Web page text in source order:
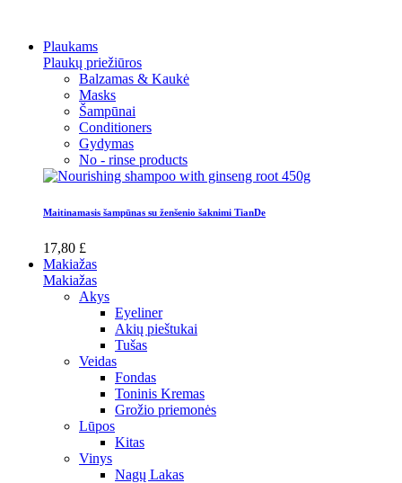
Plaukams
Plaukų priežiūros
Balzamas & Kaukė
Masks
Šampūnai
Conditioners
Gydymas
No - rinse products
Maitinamasis šampūnas su ženšenio šaknimi TianDe
17,80 £
Makiažas
Makiažas
Akys
Eyeliner
Akių pieštukai
Tušas
Veidas
Fondas
Toninis Kremas
Grožio priemonės
Lūpos
Kitas
Vinys
Nagų Lakas